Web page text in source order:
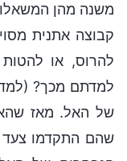
משנה מהן
קבוצה אתנית
להרוס, או
למדתם מכך?
של האל. מאז
שהם התקדמו צעד